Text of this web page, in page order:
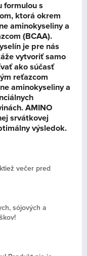
formulou s
ktorá okrem
aminokyseliny a
(BCAA).
je pre nás
vytvoriť samo
ako súčasť
reťazcom
aminokyseliny a
AMINO
srvátkovej
výsledok.
večer pred
sójových a